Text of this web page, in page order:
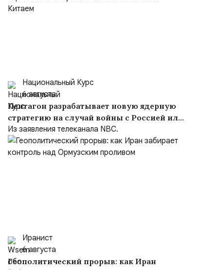
Национальный Курс
6 августа
Пентагон разрабатывает новую ядерную
стратегию на случай войны с Россией или
Китаем
Из заявления телеканала NBC.
Иранист
6 августа
Геополитический прорыв: как Иран